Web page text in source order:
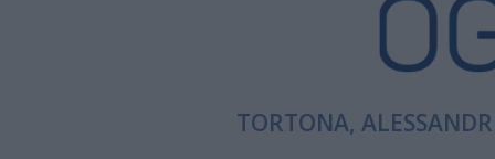
TORTONA,